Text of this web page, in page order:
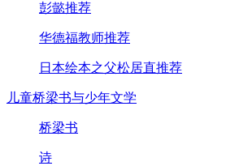
彭懿推荐
华德福教师推荐
日本绘本之父松居直推荐
儿童桥梁书与少年文学
桥梁书
诗